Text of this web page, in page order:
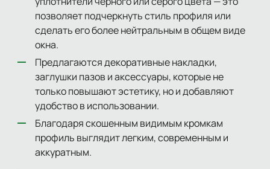
позволяет подчеркнуть стиль профиля или
сделать его более нейтральным в общем виде
окна.
Предлагаются декоративные накладки,
заглушки пазов и аксессуары, которые не
только повышают эстетику, но и добавляют
удобство в использовании.
Благодаря скошенным видимым кромкам
профиль выглядит легким, современным и
аккуратным.